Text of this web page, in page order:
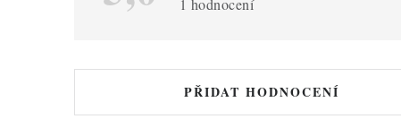
1 hodnocení
PŘIDAT HODNOCENÍ
o
n